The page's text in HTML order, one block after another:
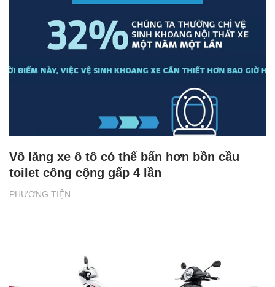
PHƯƠNG TIỆN
Vô lăng xe ô tô có thể bẩn hơn bồn cầu
toilet công cộng gấp 4 lần